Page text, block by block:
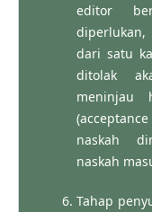
editor
dari satu
ditolak
meninjau
naskah
naskah
Tahap